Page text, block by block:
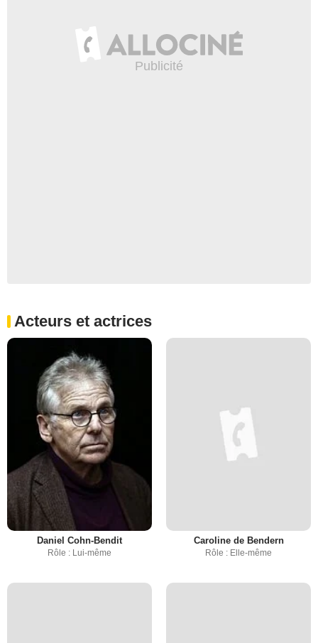
Acteurs et actrices
Daniel Cohn-Bendit
Rôle : Lui-même
Caroline de Bendern
Rôle : Elle-même